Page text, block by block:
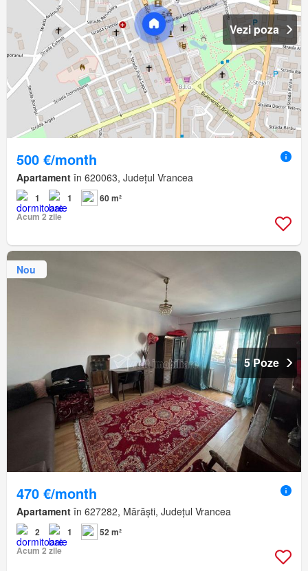
Vezi poza
500 €/month
Apartament în 620063, Județul Vrancea
1 1
60 m²
Acum 2 zile
Nou
5 Poze
470 €/month
Apartament în 627282, Mărăști, Județul Vrancea
2 1
52 m²
Acum 2 zile